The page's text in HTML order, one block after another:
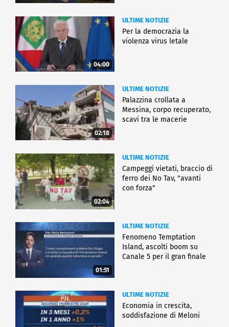
04:00
ULTIME NOTIZIE
Per la democrazia la
violenza virus letale
02:18
ULTIME NOTIZIE
Palazzina crollata a
Messina, corpo recuperato,
scavi tra le macerie
02:04
ULTIME NOTIZIE
Campeggi vietati, braccio di
ferro dei No Tav, "avanti
con forza"
01:51
ULTIME NOTIZIE
Fenomeno Temptation
Island, ascolti boom su
Canale 5 per il gran finale
ULTIME NOTIZIE
Economia in crescita,
soddisfazione di Meloni